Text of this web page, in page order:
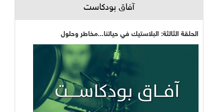
آفاق بودكاست
الحلقة الثالثة: البلاستيك في حياتنا...مخاطر وحلول